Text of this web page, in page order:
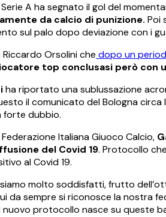
Serie A ha segnato il gol del
da calcio di punizione. Poi
sul palo dopo deviazione con i
Orsolini che dopo un
top conclusasi però con
ha riportato una sublussazione
il comunicato del Bologna circa
forte dubbio.
Italiana Giuoco Calcio,
del Covid 19. Protocollo
al Covid 19.
molto soddisfatti, frutto
da sempre si riconosce la nostra
nuovo protocollo nasce su queste